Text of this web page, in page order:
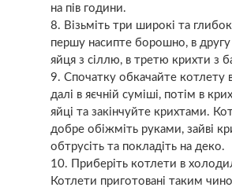
на пів години.
Візьміть три широкі та
першу насипте борошно, в
яйця з сіллю, в третю крихти з
Спочатку обкачайте котлету
далі в яєчній суміші, потім в
яйці та закінчуйте крихтами.
добре обіжміть руками, зайві
обтрусіть та покладіть на деко.
Приберіть котлети в
Котлети приготовані таким